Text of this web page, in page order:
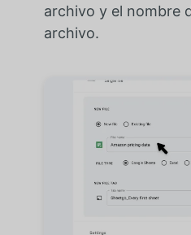
archivo y el nombre
archivo.